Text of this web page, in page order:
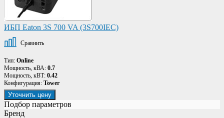
ИБП Eaton 3S 700 VA (3S700IEC)
Сравнить
Тип: Online
Мощность, кВА: 0.7
Мощность, кВТ: 0.42
Конфигурация: Tower
Уточнить цену
Подбор параметров
Бренд